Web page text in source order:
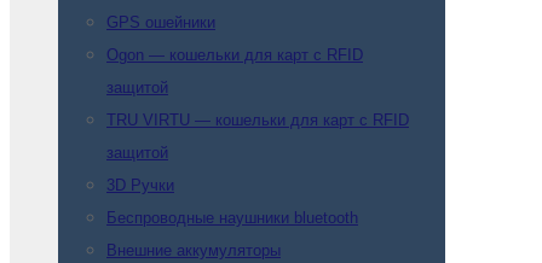
GPS ошейники
Ogon — кошельки для карт с RFID
защитой
TRU VIRTU — кошельки для карт с RFID
защитой
3D Ручки
Беспроводные наушники bluetooth
Внешние аккумуляторы